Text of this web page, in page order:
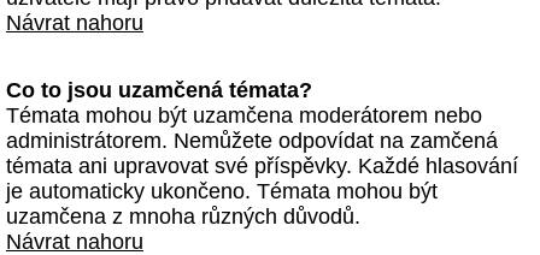
Návrat nahoru
Co to jsou uzamčená témata?
Témata mohou být uzamčena moderátorem nebo
administrátorem. Nemůžete odpovídat na zamčená
témata ani upravovat své příspěvky. Každé hlasování
je automaticky ukončeno. Témata mohou být
uzamčena z mnoha různých důvodů.
Návrat nahoru